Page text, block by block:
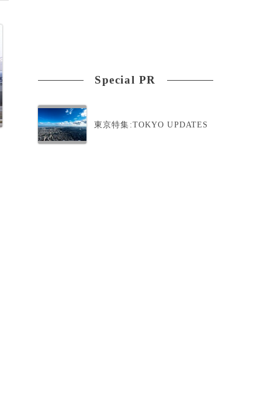
Special PR
東京特集:TOKYO UPDATES